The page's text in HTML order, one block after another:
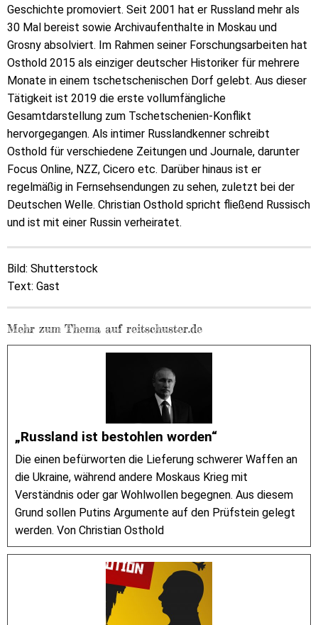
Geschichte promoviert. Seit 2001 hat er Russland mehr als
30 Mal bereist sowie Archivaufenthalte in Moskau und
Grosny absolviert. Im Rahmen seiner Forschungsarbeiten hat
Osthold 2015 als einziger deutscher Historiker für mehrere
Monate in einem tschetschenischen Dorf gelebt. Aus dieser
Tätigkeit ist 2019 die erste vollumfängliche
Gesamtdarstellung zum Tschetschenien-Konflikt
hervorgegangen. Als intimer Russlandkenner schreibt
Osthold für verschiedene Zeitungen und Journale, darunter
Focus Online, NZZ, Cicero etc. Darüber hinaus ist er
regelmäßig in Fernsehsendungen zu sehen, zuletzt bei der
Deutschen Welle. Christian Osthold spricht fließend Russisch
und ist mit einer Russin verheiratet.
Bild: Shutterstock
Text: Gast
Mehr zum Thema auf reitschuster.de
„Russland ist bestohlen worden“
Die einen befürworten die Lieferung schwerer Waffen an
die Ukraine, während andere Moskaus Krieg mit
Verständnis oder gar Wohlwollen begegnen. Aus diesem
Grund sollen Putins Argumente auf den Prüfstein gelegt
werden. Von Christian Osthold